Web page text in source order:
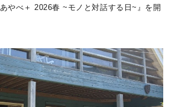
グ です。
書きこんでいく＃ログログ。
る声や、新しい情報を、
していきます。
あやべ＋ 2026春 ~モノと対話する日~』を開